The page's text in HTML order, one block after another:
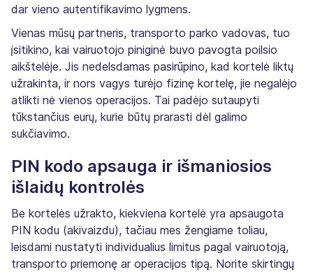
dar vieno autentifikavimo lygmens.
Vienas mūsų partneris, transporto parko vadovas, tuo
įsitikino, kai vairuotojo piniginė buvo pavogta poilsio
aikštelėje. Jis nedelsdamas pasirūpino, kad kortelė liktų
užrakinta, ir nors vagys turėjo fizinę kortelę, jie negalėjo
atlikti nė vienos operacijos. Tai padėjo sutaupyti
tūkstančius eurų, kurie būtų prarasti dėl galimo
sukčiavimo.
PIN kodo apsauga ir išmaniosios
išlaidų kontrolės
Be kortelės užrakto, kiekviena kortelė yra apsaugota
PIN kodu (akivaizdu), tačiau mes žengiame toliau,
leisdami nustatyti individualius limitus pagal vairuotoją,
transporto priemonę ar operacijos tipą. Norite skirtingų